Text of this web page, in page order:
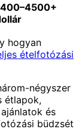
hogyan
ételfotózási
négyszer
étlapok,
és
büdzsét